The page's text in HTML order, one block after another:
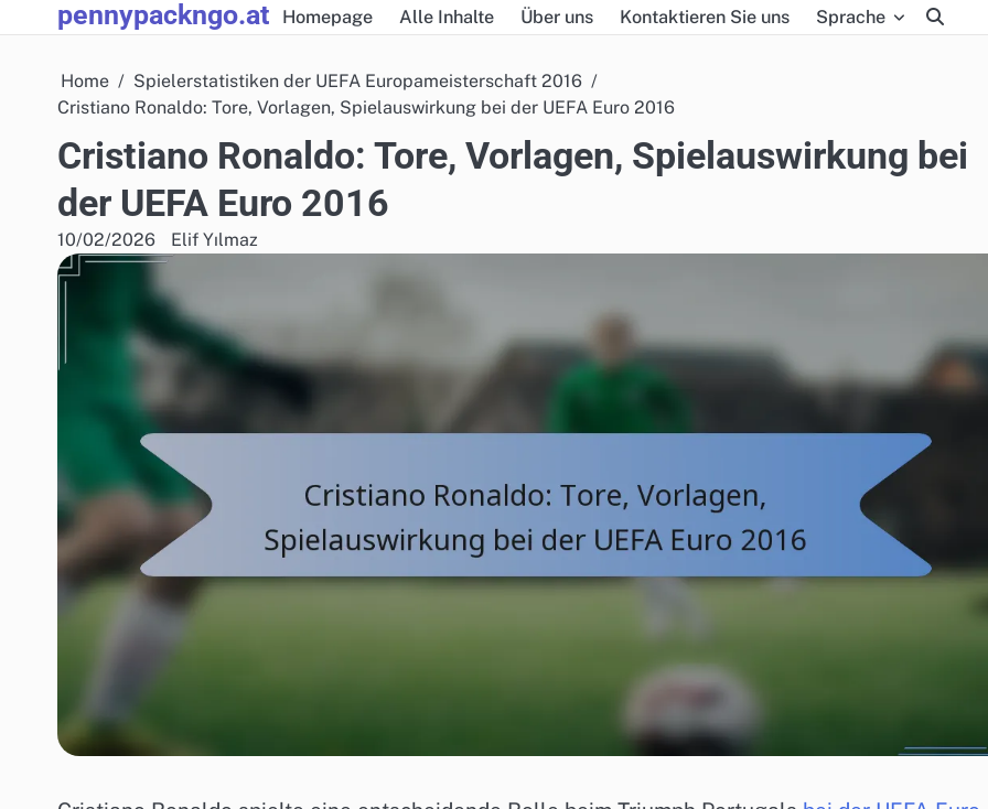
to
pennypackngo.at Homepage Alle Inhalte Über uns Kontaktieren Sie uns Sprache
Home
Spielerstatistiken der UEFA Europameisterschaft 2016
Cristiano Ronaldo: Tore, Vorlagen, Spielauswirkung bei der UEFA Euro 2016
Cristiano Ronaldo: Tore, Vorlagen, Spielauswirkung bei
der UEFA Euro 2016
10/02/2026 Elif Yılmaz